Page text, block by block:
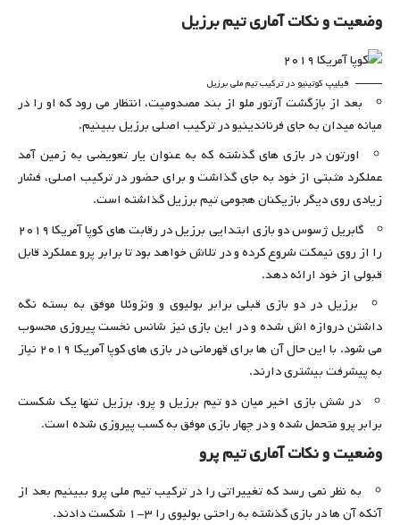
وضعیت و نکات آماری تیم برزیل
فیلیپ کوتینیو در ترکیب تیم ملی برزیل
بعد از بازگشت آرتور ملو از بند مصدومیت، انتظار می رود که او را در
میانه میدان به جای فرناندینیو در ترکیب اصلی برزیل ببینیم.
اورتون در بازی های گذشته که به عنوان یار تعویضی به زمین آمد
عملکرد مثبتی از خود به جای گذاشت و برای حضور در ترکیب اصلی، فشار
زیادی روی دیگر بازیکنان هجومی تیم برزیل گذاشته است.
گابریل ژسوس دو بازی ابتدایی برزیل در رقابت های کوپا آمریکا ۲۰۱۹
را از روی نیمکت شروع کرده و در تلاش خواهد بود تا برابر پرو عملکرد قابل
قبولی از خود ارائه دهد.
برزیل در دو بازی قبلی برابر بولیوی و ونزوئلا موفق به بسته نگه
داشتن دروازه اش شده و در این بازی نیز شانس نخست پیروزی محسوب
می شود. با این حال آن ها برای قهرمانی در بازی های کوپا آمریکا ۲۰۱۹ نیاز
به پیشرفت بیشتری دارند.
در شش بازی اخیر میان دو تیم برزیل و پرو، برزیل تنها یک شکست
برابر پرو متحمل شده و در چهار بازی موفق به کسب پیروزی شده است.
وضعیت و نکات آماری تیم پرو
به نظر نمی رسد که تغییراتی را در ترکیب تیم ملی پرو ببینیم بعد از
آنکه آن ها در بازی گذشته به راحتی بولیوی را ۳-۱ شکست دادند.